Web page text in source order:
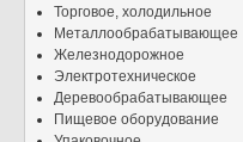
Торговое, холодильное
Металлообрабатывающее
Железнодорожное
Электротехническое
Деревообрабатывающее
Пищевое оборудование